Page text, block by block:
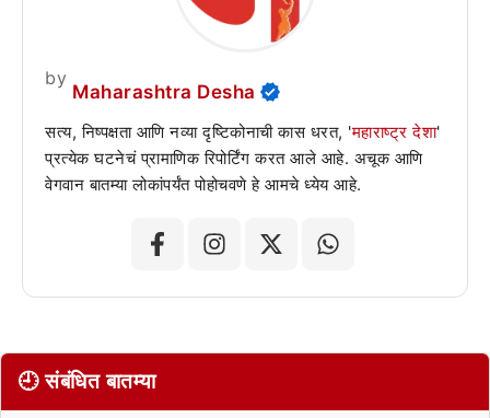
by
Maharashtra Desha
सत्य, निष्पक्षता आणि नव्या दृष्टिकोनाची कास धरत, 'महाराष्ट्र देशा'
प्रत्येक घटनेचं प्रामाणिक रिपोर्टिंग करत आले आहे. अचूक आणि
वेगवान बातम्या लोकांपर्यंत पोहोचवणे हे आमचे ध्येय आहे.
🕘 संबंधित बातम्या